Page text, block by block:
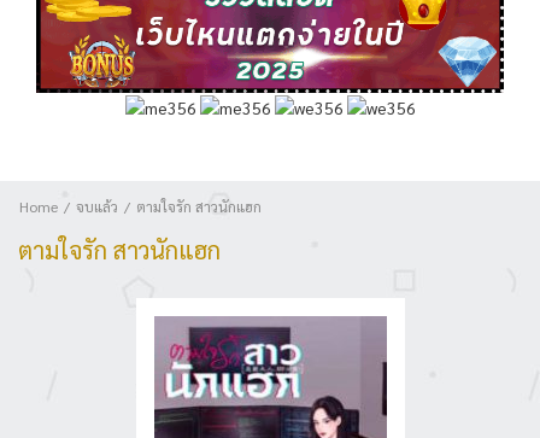
Home จบแล้ว ตามใจรัก สาวนักแฮก
ตามใจรัก สาวนักแฮก